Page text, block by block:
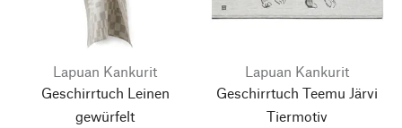
Lapuan Kankurit
Geschirrtuch Leinen
gewürfelt
Lapuan Kankurit
Geschirrtuch Teemu Järvi
Tiermotiv